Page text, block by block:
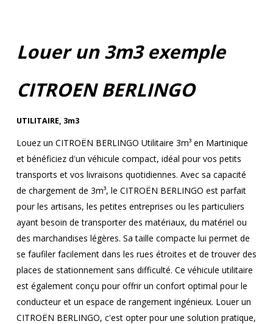
Louer un 3m3 exemple
CITROEN BERLINGO
UTILITAIRE, 3m3
Louez un CITROËN BERLINGO Utilitaire 3m³ en Martinique
et bénéficiez d'un véhicule compact, idéal pour vos petits
transports et vos livraisons quotidiennes. Avec sa capacité
de chargement de 3m³, le CITROËN BERLINGO est parfait
pour les artisans, les petites entreprises ou les particuliers
ayant besoin de transporter des matériaux, du matériel ou
des marchandises légères. Sa taille compacte lui permet de
se faufiler facilement dans les rues étroites et de trouver des
places de stationnement sans difficulté. Ce véhicule utilitaire
est également conçu pour offrir un confort optimal pour le
conducteur et un espace de rangement ingénieux. Louer un
CITROËN BERLINGO, c'est opter pour une solution pratique,